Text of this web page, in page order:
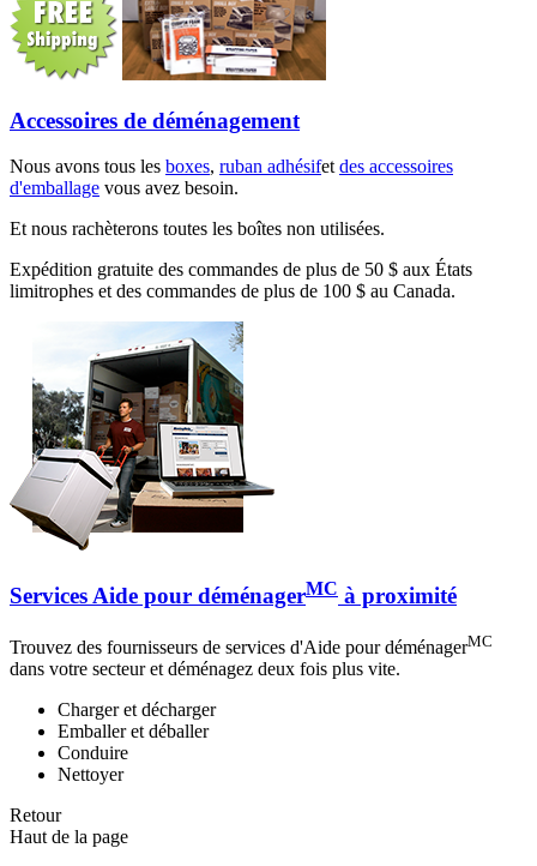
Accessoires de déménagement
Nous avons tous les boxes, ruban adhésifetdes accessoires
d'emballage vous avez besoin.
Et nous rachèterons toutes les boîtes non utilisées.
Expédition gratuite des commandes de plus de 50 $ aux États
limitrophes et des commandes de plus de 100 $ au Canada.
Services Aide pour déménagerMC à proximité
Trouvez des fournisseurs de services d'Aide pour déménagerMC
dans votre secteur et déménagez deux fois plus vite.
Charger et décharger
Emballer et déballer
Conduire
Nettoyer
Retour
Haut de la page